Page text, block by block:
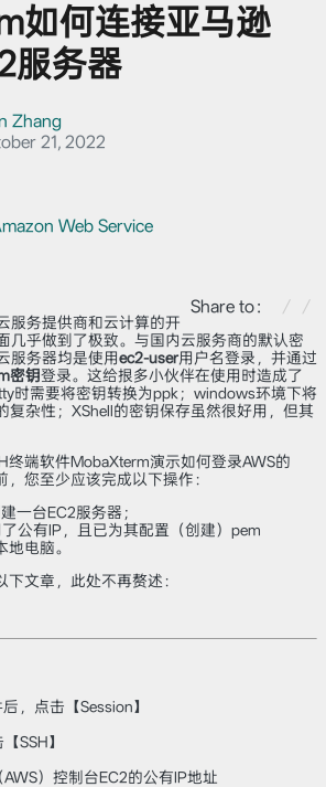
如何连接亚马逊
服务器
Zhang
21, 2022
Web Service
Share to：
服务提供商和云计算的开
几乎做到了极致。与国内云服务商的默认密
服务器均是使用ec2-user用户名登录，并通过
密钥登录。这给拫多小伙伴在使用时造成了
时需要将密钥转换为ppk；windows环境下将
杂性；XShell的密钥保存虽然很好用，但其
终端软件MobaXterm演示如何登录AWS的
您至少应该完成以下操作：
一台EC2服务器；
公有IP，且已为其配置（创建）pem
电脑。
文章，此处不再赘述：
，点击【Session】
SSH】
）控制台EC2的公有IP地址